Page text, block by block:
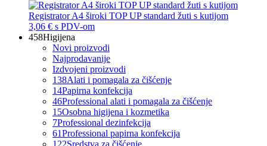
Registrator A4 široki TOP UP standard žuti s kutijom
3,06 € s PDV-om
458Higijena
Novi proizvodi
Najprodavanije
Izdvojeni proizvodi
138Alati i pomagala za čišćenje
14Papirna konfekcija
46Professional alati i pomagala za čišćenje
15Osobna higijena i kozmetika
7Professional dezinfekcija
61Professional papirna konfekcija
122Sredstva za čišćenje